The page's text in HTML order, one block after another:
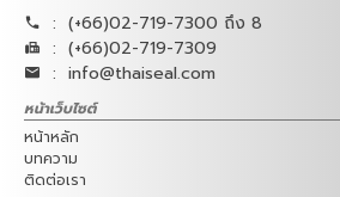
: (+66)02-719-7300 ถึง 8
: (+66)02-719-7309
: info@thaiseal.com
หน้าเว็บไซต์
หน้าหลัก
บทความ
ติดต่อเรา